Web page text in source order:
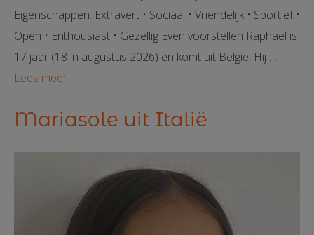
Eigenschappen: Extravert • Sociaal • Vriendelijk • Sportief •
Open • Enthousiast • Gezellig Even voorstellen Raphaël is
17 jaar (18 in augustus 2026) en komt uit België. Hij …
Lees meer
Mariasole uit Italië